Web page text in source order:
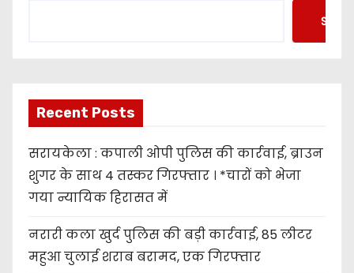
Recent Posts
सरायकेला : कपाली ओपी पुलिस की कार्रवाई, ब्राउन
शुगर के साथ 4 तस्कर गिरफ्तार । *चारों को भेजा
गया न्यायिक हिरासत में
नरारी कला खुर्द पुलिस की बड़ी कार्रवाई, 85 लीटर
महुआ चुलाई शराब बरामद, एक गिरफ्तार